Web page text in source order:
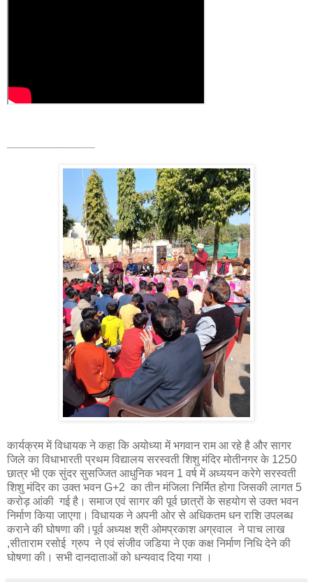
कार्यक्रम में विधायक ने कहा कि अयोध्या में भगवान राम आ रहे है और सागर
जिले का विधाभारती प्रथम विद्यालय सरस्वती शिशु मंदिर मोतीनगर के 1250
छात्र भी एक सुंदर सुसज्जित आधुनिक भवन 1 वर्ष में अध्ययन करेगे सरस्वती
शिशु मंदिर का उक्त भवन G+2 का तीन मंजिला निर्मित होगा जिसकी लागत 5
करोड़ आंकी गई है। समाज एवं सागर की पूर्व छात्रों के सहयोग से उक्त भवन
निर्माण किया जाएगा। विधायक ने अपनी ओर से अधिकतम धन राशि उपलब्ध
कराने की घोषणा की।पूर्व अध्यक्ष श्री ओमप्रकाश अग्रवाल ने पाच लाख
,सीताराम रसोई ग्रुप ने एवं संजीव जडिया ने एक कक्ष निर्माण निधि देने की
घोषणा की। सभी दानदाताओं को धन्यवाद दिया गया ।